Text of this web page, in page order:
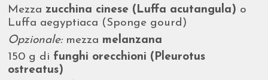
Mezzazucchina cinese (Luffa acutangula) o
Luffa aegyptiaca (Sponge gourd)
Opzionale:mezza melanzana
150 g di funghi orecchioni (Pleurotus
ostreatus)